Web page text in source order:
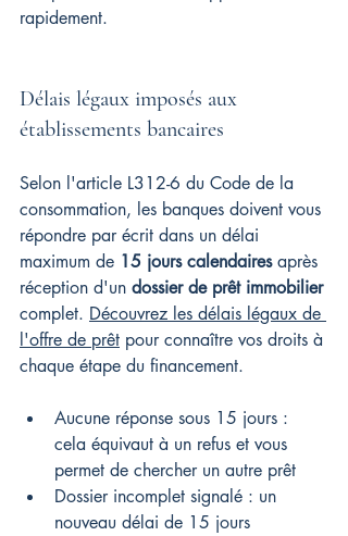
rapidement.
Délais légaux imposés aux
établissements bancaires
Selon l'article L312-6 du Code de la
consommation, les banques doivent vous
répondre par écrit dans un délai
maximum de 15 jours calendaires après
réception d'un dossier de prêt immobilier
complet. Découvrez les délais légaux de
l'offre de prêt pour connaître vos droits à
chaque étape du financement.
Aucune réponse sous 15 jours :
cela équivaut à un refus et vous
permet de chercher un autre prêt
Dossier incomplet signalé : un
nouveau délai de 15 jours